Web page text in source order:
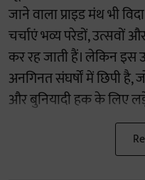
जाने वाला प्राइड मंथ भी
चर्चाएं भव्य परेडों, उत्सवों
कर रह जाती हैं। लेकिन इस
अनगिनत संघर्षों में छिपी है,
और बुनियादी हक के लिए